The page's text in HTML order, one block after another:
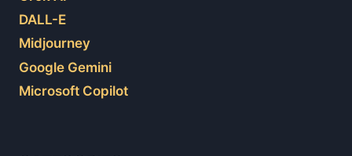
DALL-E
Midjourney
Google Gemini
Microsoft Copilot